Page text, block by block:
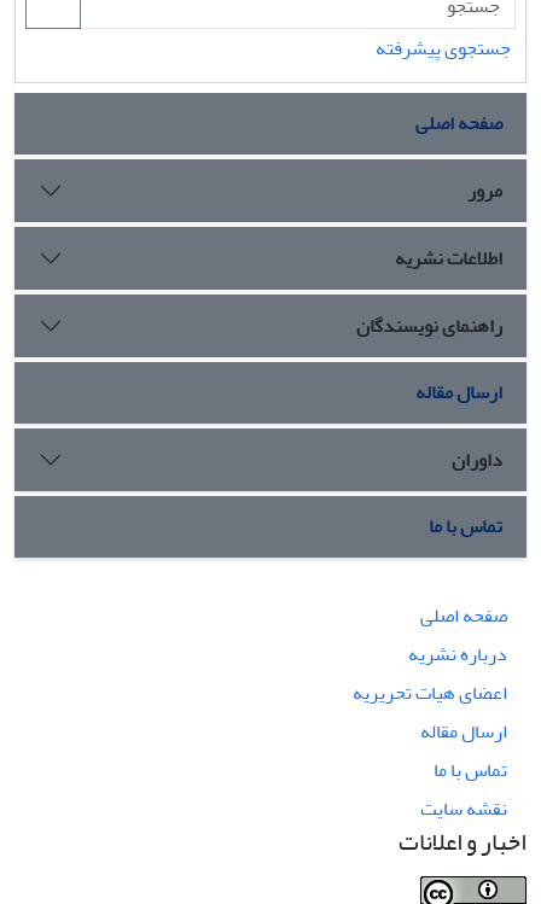
جستجوی پیشرفته
صفحه اصلی
مرور
اطلاعات نشریه
راهنمای نویسندگان
ارسال مقاله
داوران
تماس با ما
صفحه اصلی
درباره نشریه
اعضای هیات تحریریه
ارسال مقاله
تماس با ما
نقشه سایت
اخبار و اعلانات